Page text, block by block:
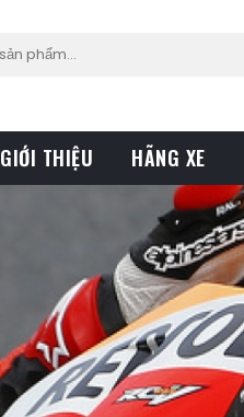
GIỚI THIỆU HÃNG XE